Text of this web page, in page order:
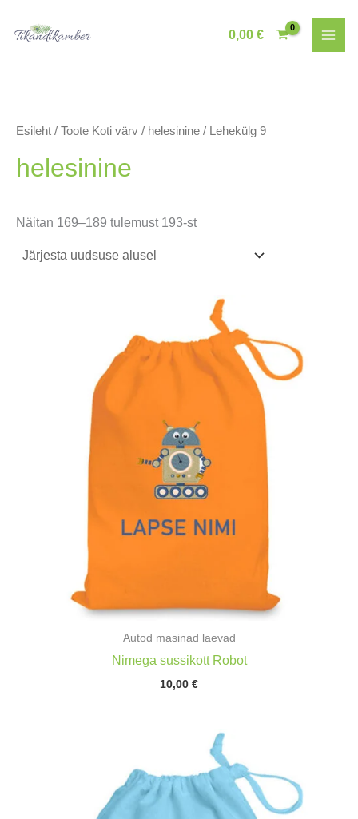
0,00€
Esileht / Toote Koti värv / helesinine / Lehekülg 9
helesinine
Näitan 169–189 tulemust 193-stSorditud
Autod masinad laevad
Nimega sussikott Robot
10,00 €